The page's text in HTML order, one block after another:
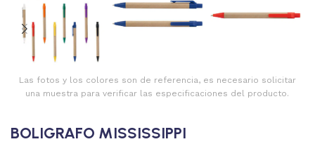
Las fotos y los colores son de referencia, es necesario solicitar
una muestra para verificar las especificaciones del producto.
BOLIGRAFO MISSISSIPPI